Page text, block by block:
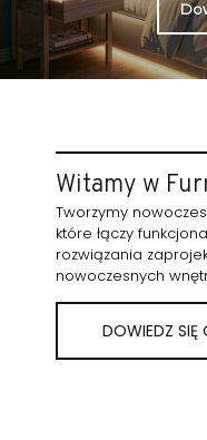
Witamy w
Tworzymy
które łączy
rozwiązania
nowoczesnych
DOWIEDZ SIĘ